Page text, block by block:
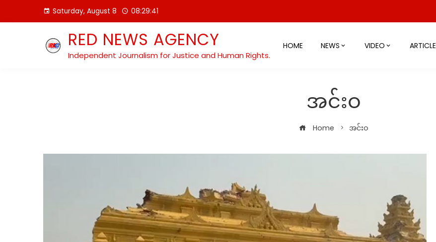
Saturday, August 8 08:29:41
RED NEWS AGENCY
Independent Journalism for Justice and Human Rights.
HOME NEWS VIDEO ARTICLE
အင်းဝ
Home အင်းဝ